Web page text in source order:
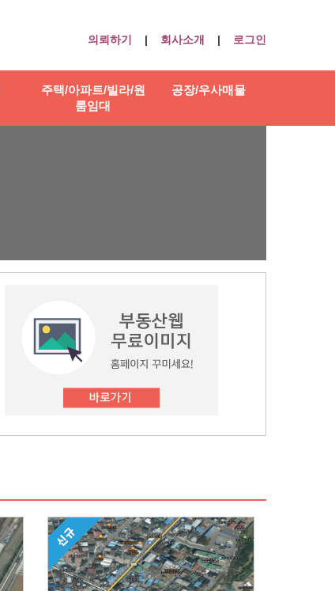
의뢰하기 | 회사소개 | 로그인
주택/아파트/빌라/원
룸임대
공장/우사매물